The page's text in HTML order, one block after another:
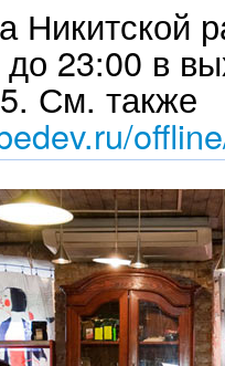
Никитской
23:00 в
См. также